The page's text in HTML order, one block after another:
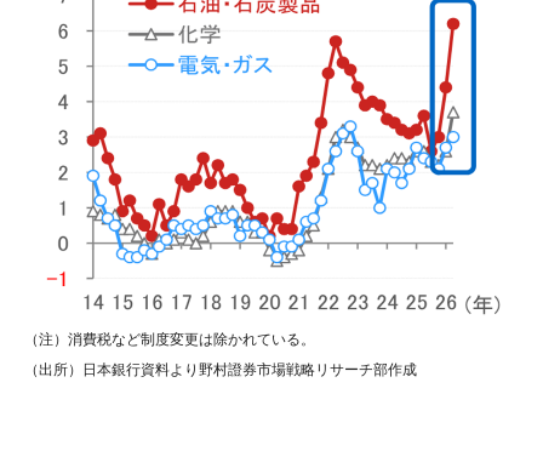
（注）消費税など制度変更は除かれている。
（出所）日本銀行資料より野村證券市場戦略リサーチ部作成